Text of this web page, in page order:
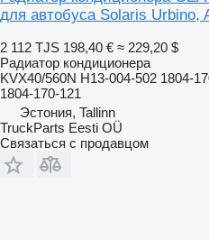
для автобуса Solaris Urbino,
2 112 TJS 198,40 € ≈ 229,20 $
Радиатор кондиционера
KVX40/560N H13-004-502 1804-
1804-170-121
Эстония, Tallinn
TruckParts Eesti OÜ
Связаться с продавцом